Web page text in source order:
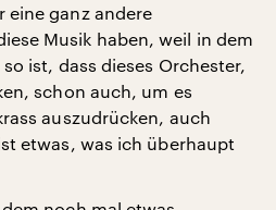
ganz andere
Musik haben, weil in dem
ist, dass dieses Orchester,
schon auch, um es
auszudrücken, auch
etwas, was ich überhaupt